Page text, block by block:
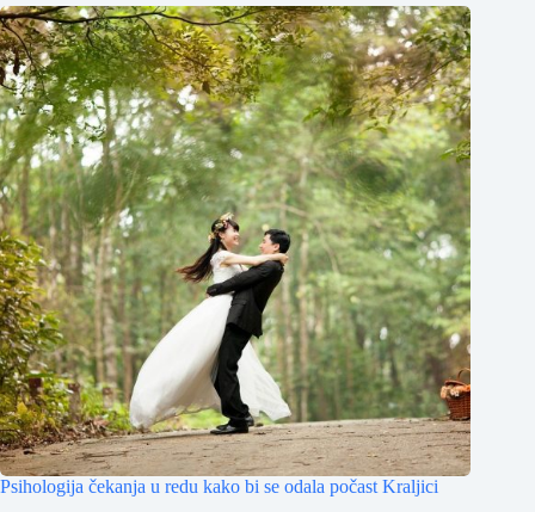
Psihologija čekanja u redu kako bi se odala počast Kraljici